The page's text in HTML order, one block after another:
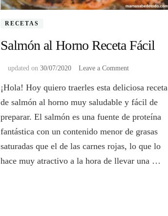
RECETAS
Salmón al Horno Receta Fácil
updated on 30/07/2020 Leave a Commenton
al
Horno
Fácil
¡Hola! Hoy quiero traerles esta deliciosa receta
de salmón al horno muy saludable y fácil de
preparar. El salmón es una fuente de proteína
fantástica con un contenido menor de grasas
saturadas que el de las carnes rojas, lo que lo
hace muy atractivo a la hora de llevar una …